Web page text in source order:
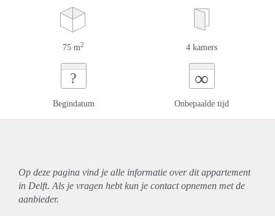
75 m2 4 kamers
?
Begindatum
∞
Onbepaalde tijd
Op deze pagina vind je alle informatie over ditappartement
in Delft. Als je vragen hebt kun je contact opnemen met de
aanbieder.